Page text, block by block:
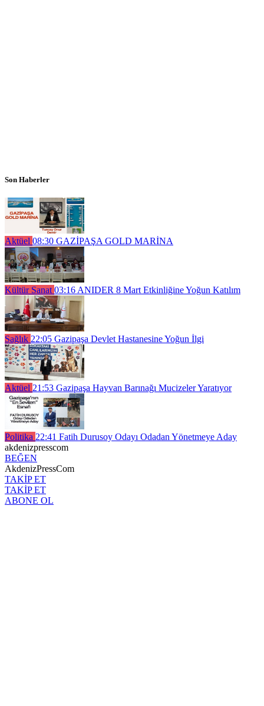
Son Haberler
Aktüel 08:30 GAZİPAŞA GOLD MARİNA
Kültür Sanat 03:16 ANIDER 8 Mart Etkinliğine Yoğun Katılım
Sağlık 22:05 Gazipaşa Devlet Hastanesine Yoğun İlgi
Aktüel 21:53 Gazipaşa Hayvan Barınağı Mucizeler Yaratıyor
Politika 22:41 Fatih Durusoy Odayı Odadan Yönetmeye Aday
akdenizpresscom
BEĞEN
AkdenizPressCom
TAKİP ET
TAKİP ET
ABONE OL